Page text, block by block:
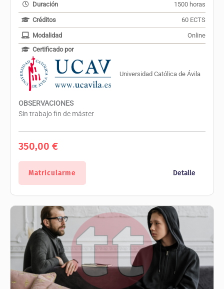
Duración 1500 horas
Créditos 60 ECTS
Modalidad
Online
Certificado por
Universidad Católica de Ávila
OBSERVACIONES
Sin trabajo fin de máster
350,00€
Matricularme Detalle